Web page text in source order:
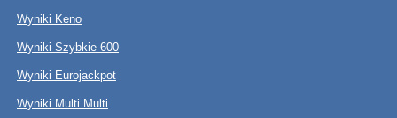
Wyniki Keno
Wyniki Szybkie 600
Wyniki Eurojackpot
Wyniki Multi Multi